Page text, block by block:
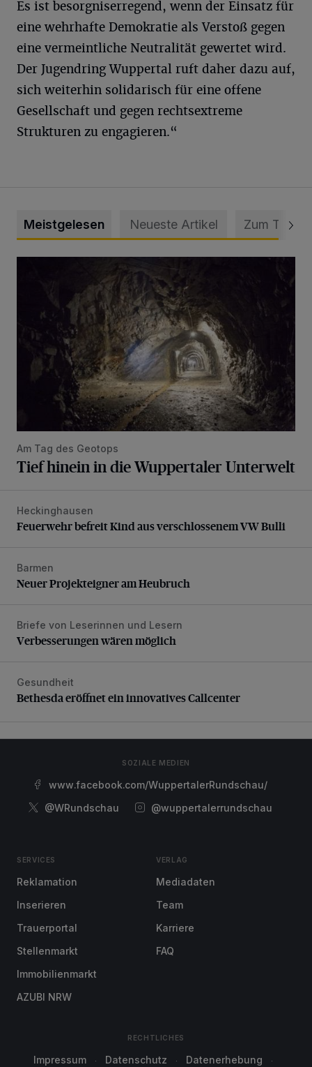
Es ist besorgniserregend, wenn der Einsatz für
eine wehrhafte Demokratie als Verstoß gegen
eine vermeintliche Neutralität gewertet wird.
Der Jugendring Wuppertal ruft daher dazu auf,
sich weiterhin solidarisch für eine offene
Gesellschaft und gegen rechtsextreme
Strukturen zu engagieren.“
Meistgelesen Neueste Artikel Zum Thema
Am Tag des Geotops
Tief hinein in die Wuppertaler Unterwelt
Feuerwehr befreit Kind aus verschlossenem VW Bulli
Heckinghausen
Feuerwehr befreit Kind aus verschlossenem VW Bulli
Neuer Projekteigner am Heubruch
Barmen
Neuer Projekteigner am Heubruch
Verbesserungen wären möglich
Briefe von Leserinnen und Lesern
Verbesserungen wären möglich
Bethesda eröffnet ein innovatives Callcenter
Gesundheit
Bethesda eröffnet ein innovatives Callcenter
SOZIALE MEDIEN
www.facebook.com/WuppertalerRundschau/
@WRundschau
@wuppertalerrundschau
SERVICES
Reklamation
Inserieren
Trauerportal
Stellenmarkt
Immobilienmarkt
AZUBI NRW
VERLAG
Mediadaten
Team
Karriere
FAQ
RECHTLICHES
Impressum Datenschutz Datenerhebung